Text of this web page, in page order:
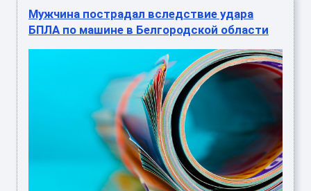
Мужчина пострадал вследствие удара
БПЛА по машине в Белгородской области